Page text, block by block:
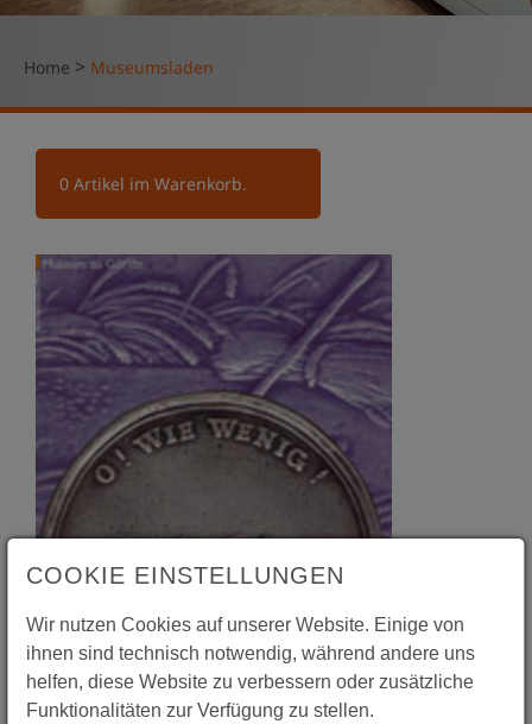
Home > Museumsladen
0 Artikel im Warenkorb.
COOKIE EINSTELLUNGEN
Wir nutzen Cookies auf unserer Website. Einige von
ihnen sind technisch notwendig, während andere uns
helfen, diese Website zu verbessern oder zusätzliche
Funktionalitäten zur Verfügung zu stellen.